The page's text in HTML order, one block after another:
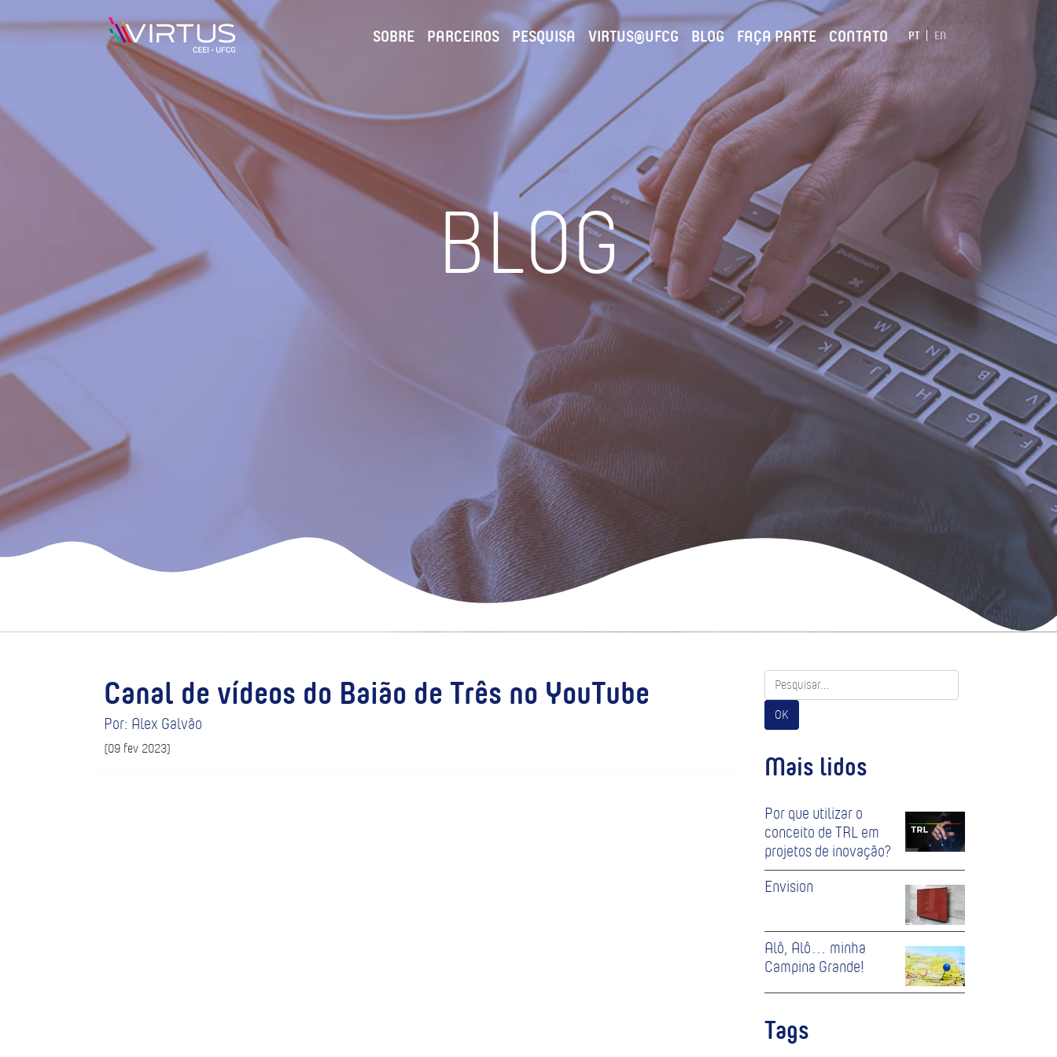
SOBRE PARCEIROS PESQUISA VIRTUS@UFCG BLOG FAÇA PARTE CONTATO PT EN
BLOG
Canal de vídeos do Baião de Três no YouTube
Por: Alex Galvão
(09 fev 2023)
OK
Mais lidos
Por que utilizar o
conceito de TRL em
projetos de inovação?
Envision
Alô, Alô… minha
Campina Grande!
Tags